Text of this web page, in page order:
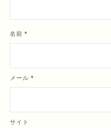
名前 *
メール *
サイト